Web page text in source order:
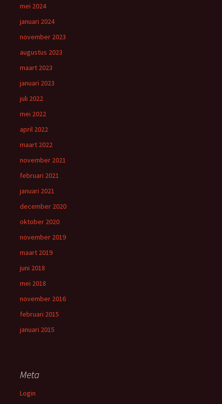
mei 2024
januari 2024
november 2023
augustus 2023
maart 2023
januari 2023
juli 2022
mei 2022
april 2022
maart 2022
november 2021
februari 2021
januari 2021
december 2020
oktober 2020
november 2019
maart 2019
juni 2018
mei 2018
november 2016
februari 2015
januari 2015
Meta
Login